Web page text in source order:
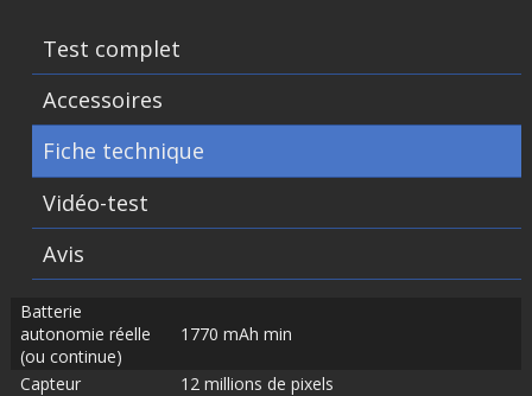
Test complet
Accessoires
Fiche technique
Vidéo-test
Avis
Batterie
autonomie réelle
(ou continue)
1770 mAh min
Capteur
12 millions de pixels